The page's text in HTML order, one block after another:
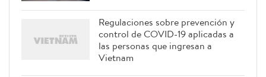
Regulaciones sobre prevención y
control de COVID-19 aplicadas a
las personas que ingresan a
Vietnam